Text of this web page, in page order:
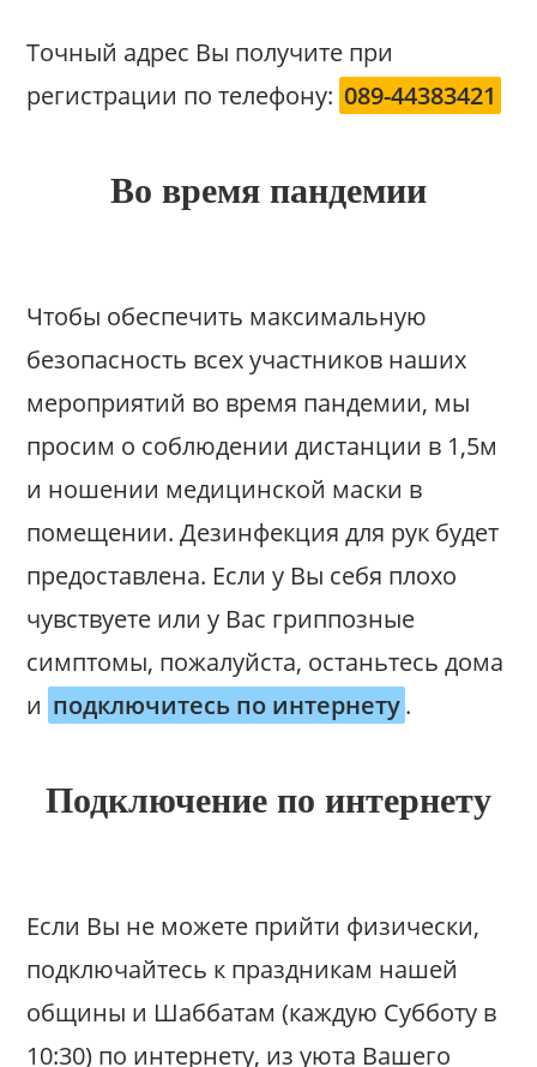
Точный адрес Вы получите при
регистрации по телефону: 089-44383421
Во время пандемии
Чтобы обеспечить максимальную
безопасность всех участников наших
мероприятий во время пандемии, мы
просим о соблюдении дистанции в 1,5м
и ношении медицинской маски в
помещении. Дезинфекция для рук будет
предоставлена. Если у Вы себя плохо
чувствуете или у Вас гриппозные
симптомы, пожалуйста, останьтесь дома
и подключитесь по интернету.
Подключение по интернету
Если Вы не можете прийти физически,
подключайтесь к праздникам нашей
общины и Шаббатам (каждую Субботу в
10:30) по интернету, из уюта Вашего